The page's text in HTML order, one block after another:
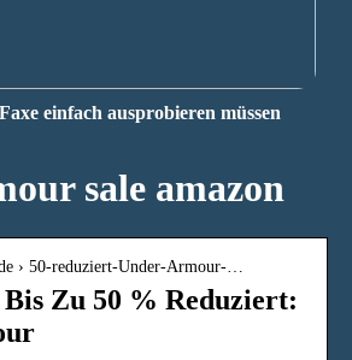
einfach ausprobieren müssen
sale amazon
› 50-reduziert-Under-Armour-…
Zu 50 % Reduziert: